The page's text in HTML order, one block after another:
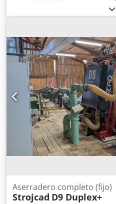
, potencia del motor del
cabezal móvil cadena con
Chsdeyzrcmjpfx Ab Tja corte
transportadora para la
Aserradero completo (fijo)
Strojcad D9 Duplex+